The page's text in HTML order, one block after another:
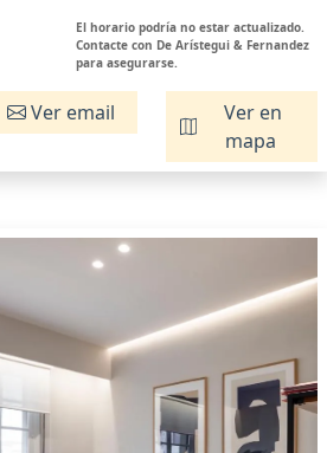
El horario podría no estar actualizado.
Contacte con De Arístegui & Fernandez
para asegurarse.
Ver email
Ver en
mapa